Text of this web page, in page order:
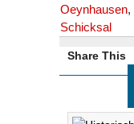
Oeynhausen,
Schicksal
Share This